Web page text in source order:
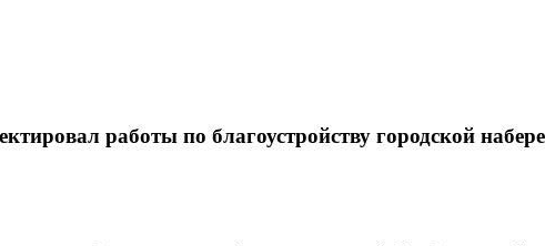
работы по благоустройству городской